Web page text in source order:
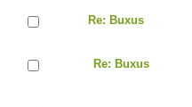
Re: Buxus
Re: Buxus